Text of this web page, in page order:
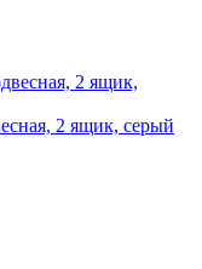
2 ящик, серый